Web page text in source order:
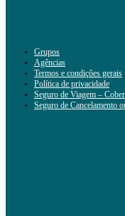
Grupos
Agências
Termos e condições gerais
Política de privacidade
Seguro de Viagem –
Seguro de Cancelamento